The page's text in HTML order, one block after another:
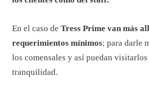
En el caso de Tress Prime van más
requerimientos mínimos; para darle
los comensales y así puedan
tranquilidad.